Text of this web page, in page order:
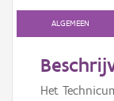
ALGEMEEN
Het